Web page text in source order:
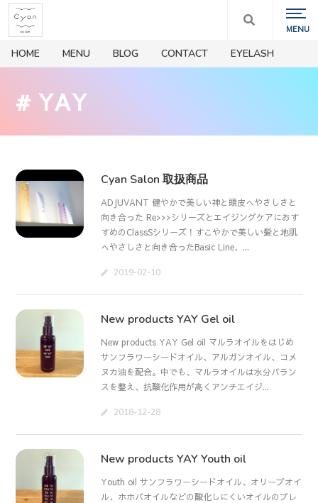
HOME MENU BLOG CONTACT EYELASH
# YAY
Cyan Salon 取扱商品
ADJUVANT 健やかで美しい神と頭皮へやさしさと
向き合った Re>>>シリーズとエイジングケアにおす
すめのClassSシリーズ！すこやかで美しい髪と地肌
へやさしさと向き合ったBasic Line、...
2019-02-10
New products YAY Gel oil
New products YAY Gel oil マルラオイルをはじめ
サンフラワーシードオイル、アルガンオイル、コメ
ヌカ油を配合。中でも、マルラオイルは水分バラン
スを整え、抗酸化作用が高くアンチエイジ...
2018-12-28
New products YAY Youth oil
Youth oil サンフラワーシードオイル、オリーブオイ
ル、ホホバオイルなどの酸化しにくいオイルのブレ